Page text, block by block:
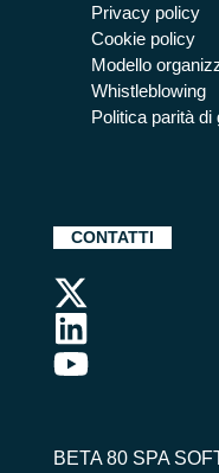
Privacy policy
Cookie policy
Modello
Whistleblowing
Politica parità di
CONTATTI
BETA 80 SPA